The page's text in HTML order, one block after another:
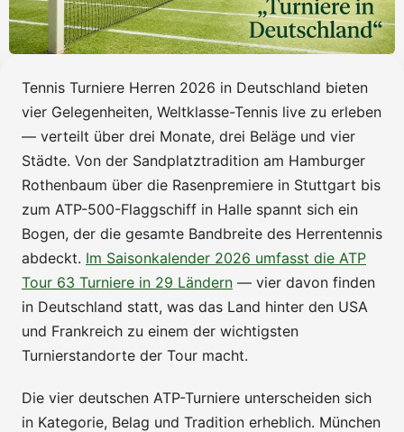
Tennis Turniere Herren 2026 in Deutschland bieten
vier Gelegenheiten, Weltklasse-Tennis live zu erleben
— verteilt über drei Monate, drei Beläge und vier
Städte. Von der Sandplatztradition am Hamburger
Rothenbaum über die Rasenpremiere in Stuttgart bis
zum ATP-500-Flaggschiff in Halle spannt sich ein
Bogen, der die gesamte Bandbreite des Herrentennis
abdeckt. Im Saisonkalender 2026 umfasst die ATP
Tour 63 Turniere in 29 Ländern — vier davon finden
in Deutschland statt, was das Land hinter den USA
und Frankreich zu einem der wichtigsten
Turnierstandorte der Tour macht.
Die vier deutschen ATP-Turniere unterscheiden sich
in Kategorie, Belag und Tradition erheblich. München